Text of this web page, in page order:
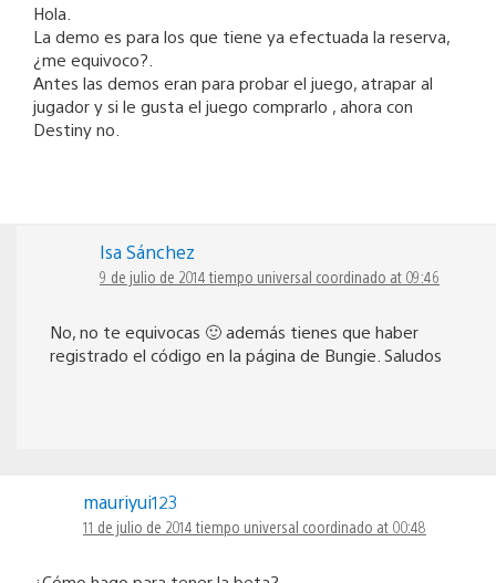
Hola.
La demo es para los que tiene ya efectuada la reserva,
¿me equivoco?.
Antes las demos eran para probar el juego, atrapar al
jugador y si le gusta el juego comprarlo , ahora con
Destiny no.
Isa Sánchez
9 de julio de 2014 tiempo universal coordinado at 09:46
No, no te equivocas 🙂 además tienes que haber
registrado el código en la página de Bungie. Saludos
mauriyui123
11 de julio de 2014 tiempo universal coordinado at 00:48